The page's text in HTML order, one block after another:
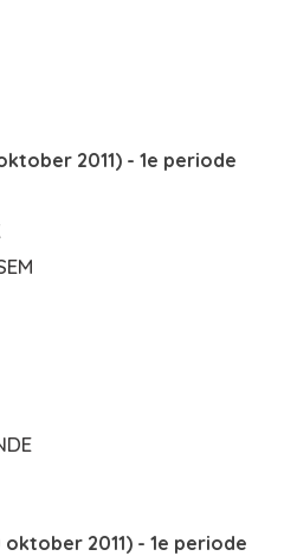
2011) - 1e periode
2011) - 1e periode